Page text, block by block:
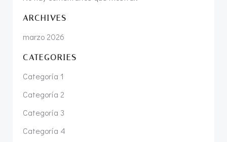
ARCHIVES
marzo 2026
CATEGORIES
Categoría 1
Categoría 2
Categoría 3
Categoría 4